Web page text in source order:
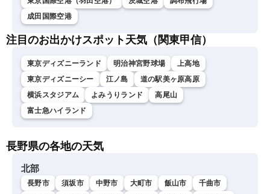
成田国際空港
注目のお出かけスポット天気（関東甲信）
東京ディズニーランド 明治神宮野球場
上高地
東京ディズニーシー
江ノ島
道の駅美ヶ原高原
横浜スタジアム
よみうりランド
高尾山
富士急ハイランド
長野県の各地の天気
北部
長野市 須坂市 中野市 大町市 飯山市
千曲市